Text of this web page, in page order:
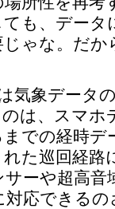
も、デー
ゃな。だか
気象データ
は、スマ
での経時デ
た巡回経
ーや超高音
応できるの